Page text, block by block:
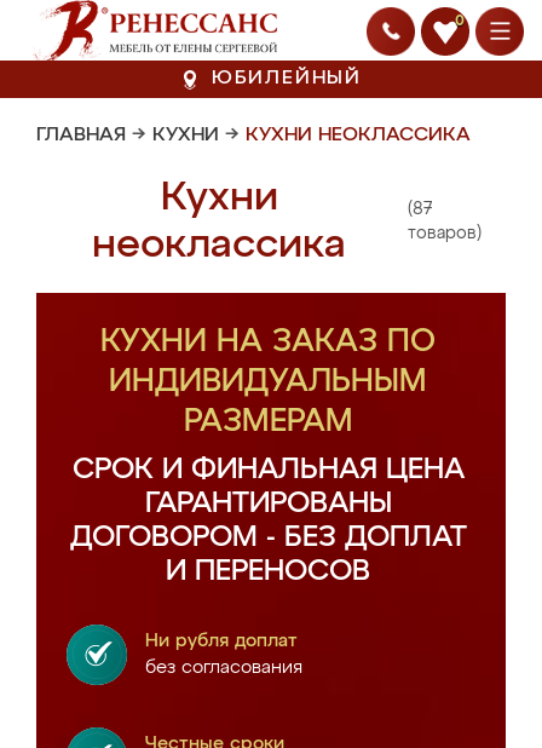
0
ЮБИЛЕЙНЫЙ
ГЛАВНАЯ → КУХНИ → КУХНИ НЕОКЛАССИКА
Кухни
неоклассика
(87
товаров)
КУХНИ НА ЗАКАЗ ПО
ИНДИВИДУАЛЬНЫМ
РАЗМЕРАМ
СРОК И ФИНАЛЬНАЯ ЦЕНА
ГАРАНТИРОВАНЫ
ДОГОВОРОМ - БЕЗ ДОПЛАТ
И ПЕРЕНОСОВ
Ни рубля доплат
без согласования
Честные сроки